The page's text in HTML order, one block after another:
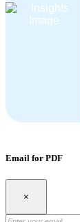
Email for PDF
×